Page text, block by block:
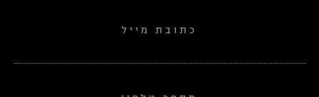
כתובת מייל